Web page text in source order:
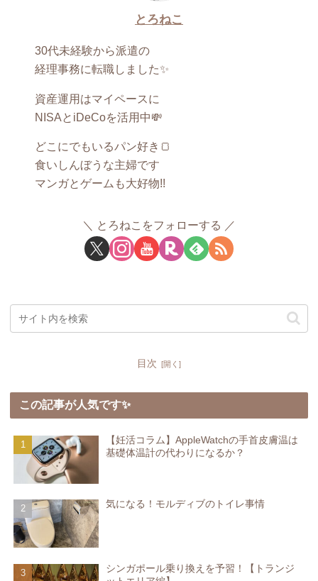
とろねこ
30代未経験から派遣の
経理事務に転職しました✨
資産運用はマイペースに
NISAとiDeCoを活用中💸
どこにでもいるパン好き🍞
食いしんぼうな主婦です
マンガとゲームも大好物!!
とろねこをフォローする
目次
この記事が人気です✨
【妊活コラム】AppleWatchの手首皮膚温は
基礎体温計の代わりになるか？
気になる！モルディブのトイレ事情
シンガポール乗り換えを予習！【トランジ